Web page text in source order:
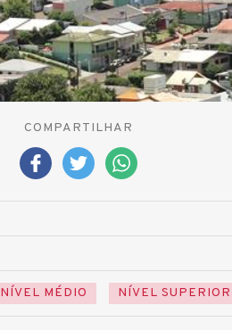
COMPARTILHAR
NÍVEL MÉDIO NÍVEL SUPERIOR